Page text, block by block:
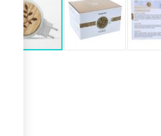
HIGIENE Y SALUD
Cabellos Blancos Silver Hair
Rueber
14,67 €